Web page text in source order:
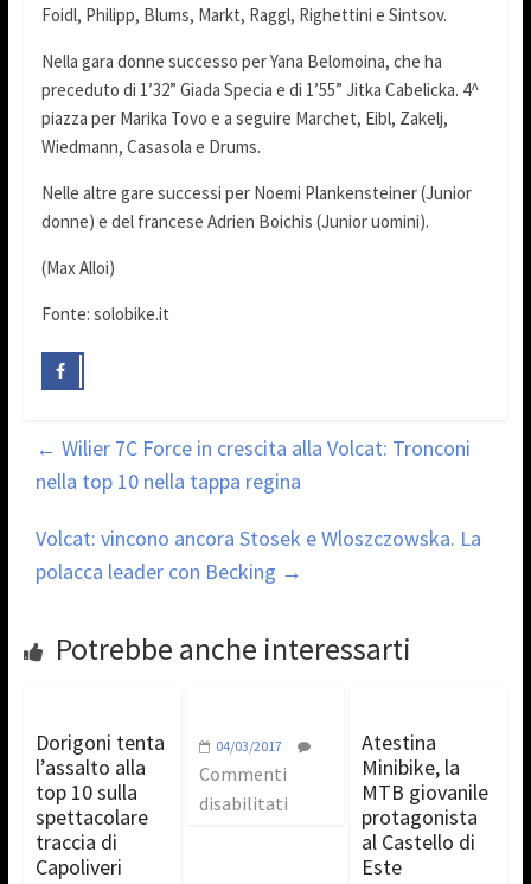
Foidl, Philipp, Blums, Markt, Raggl, Righettini e Sintsov.
Nella gara donne successo per Yana Belomoina, che ha
preceduto di 1’32” Giada Specia e di 1’55” Jitka Cabelicka. 4^
piazza per Marika Tovo e a seguire Marchet, Eibl, Zakelj,
Wiedmann, Casasola e Drums.
Nelle altre gare successi per Noemi Plankensteiner (Junior
donne) e del francese Adrien Boichis (Junior uomini).
(Max Alloi)
Fonte: solobike.it
← Wilier 7C Force in crescita alla Volcat: Tronconi
nella top 10 nella tappa regina
Volcat: vincono ancora Stosek e Wloszczowska. La
polacca leader con Becking →
Potrebbe anche interessarti
Dorigoni tenta
l’assalto alla
top 10 sulla
spettacolare
traccia di
Capoliveri
04/03/2017
Commenti
disabilitati
Atestina
Minibike, la
MTB giovanile
protagonista
al Castello di
Este